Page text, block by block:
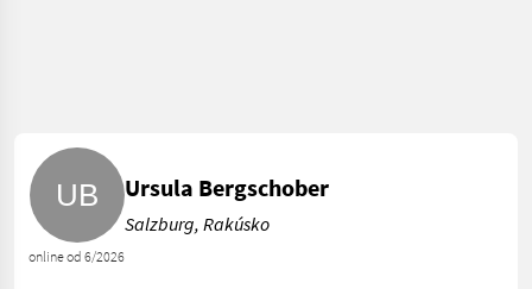
online od 6/2026
Ursula Bergschober
Salzburg, Rakúsko